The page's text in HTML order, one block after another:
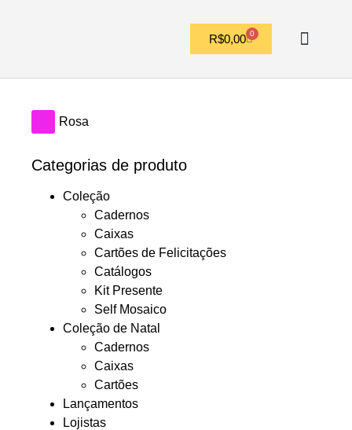
R$0,00 0
Rosa
Categorias de produto
Coleção
Cadernos
Caixas
Cartões de Felicitações
Catálogos
Kit Presente
Self Mosaico
Coleção de Natal
Cadernos
Caixas
Cartões
Lançamentos
Lojistas